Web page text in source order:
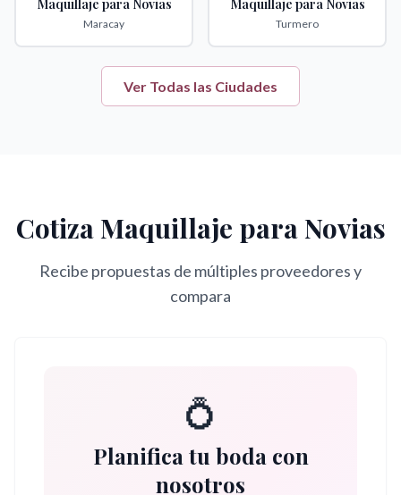
Maquillaje para Novias
Maracay
Maquillaje para Novias
Turmero
Ver Todas las Ciudades
CotizaMaquillaje para Novias
Recibe propuestas de múltiples proveedores y
compara
💍
Planifica tu boda con
nosotros